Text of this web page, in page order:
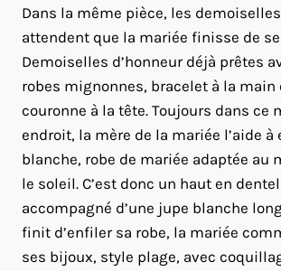
Dans la même pièce, les
attendent que la mariée finisse de
Demoiselles d’honneur déjà prêtes
robes mignonnes, bracelet à la main
couronne à la tête. Toujours dans ce
endroit, la mère de la mariée l’aide à
blanche, robe de mariée adaptée au
le soleil. C’est donc un haut en
accompagné d’une jupe blanche
finit d’enfiler sa robe, la mariée
ses bijoux, style plage, avec